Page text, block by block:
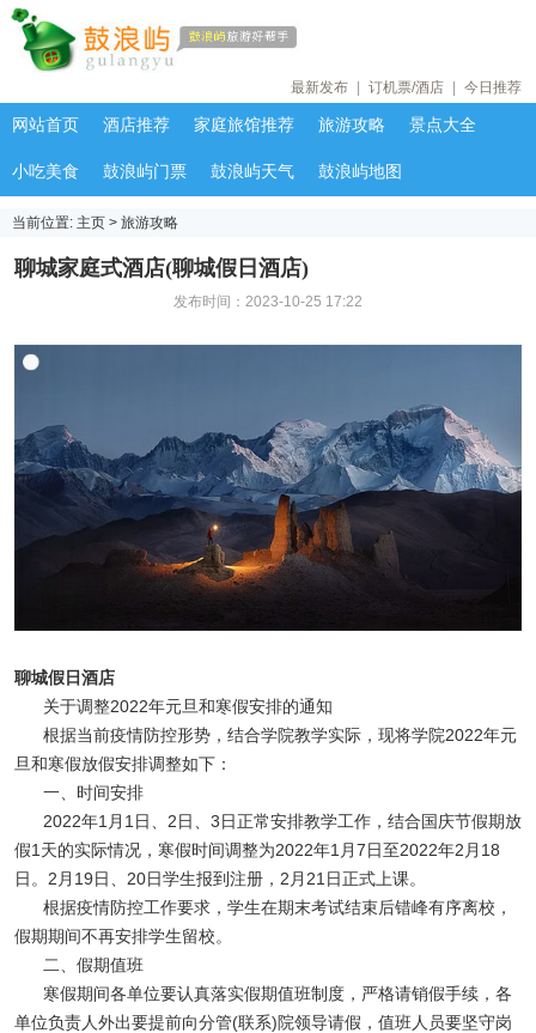
最新发布 订机票/酒店 今日推荐
网站首页 酒店推荐 家庭旅馆推荐 旅游攻略 景点大全
小吃美食 鼓浪屿门票 鼓浪屿天气 鼓浪屿地图
当前位置: 主页 > 旅游攻略
聊城家庭式酒店(聊城假日酒店)
发布时间：2023-10-25 17:22
聊城假日酒店
关于调整2022年元旦和寒假安排的通知
根据当前疫情防控形势，结合学院教学实际，现将学院2022年元
旦和寒假放假安排调整如下：
一、时间安排
2022年1月1日、2日、3日正常安排教学工作，结合国庆节假期放
假1天的实际情况，寒假时间调整为2022年1月7日至2022年2月18
日。2月19日、20日学生报到注册，2月21日正式上课。
根据疫情防控工作要求，学生在期末考试结束后错峰有序离校，
假期期间不再安排学生留校。
二、假期值班
寒假期间各单位要认真落实假期值班制度，严格请销假手续，各
单位负责人外出要提前向分管(联系)院领导请假，值班人员要坚守岗